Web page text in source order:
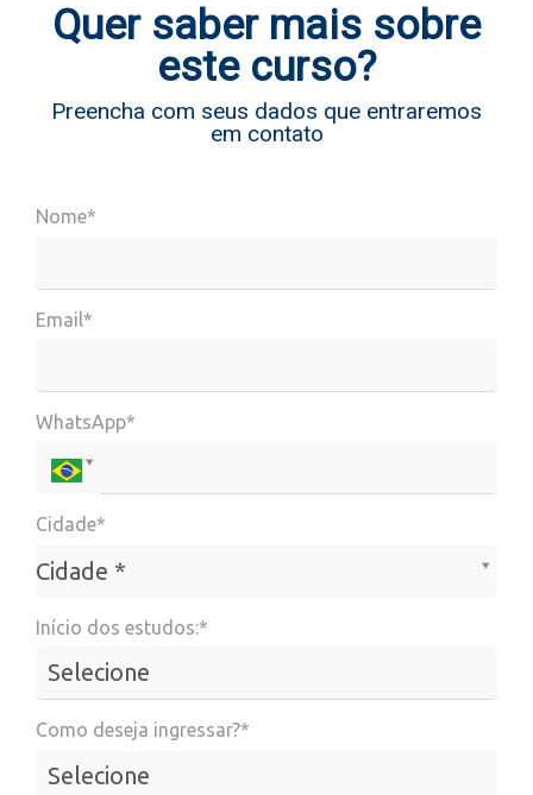
Quer saber mais sobre
este curso?
Preencha com seus dados que entraremos
em contato
Nome*
Email*
WhatsApp*
Cidade*
Cidade *
Cidade*
Início dos estudos:*
Como deseja ingressar?*